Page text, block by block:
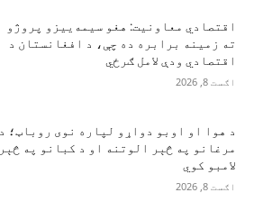
اقتصادي معاونیت: هغو سیمه‌ییزو پروژو
ته زمینه برابره ده چې، د افغانستان د
اقتصادي ودې لامل ګرځي
اګست 8, 2026
د هوا او اوبو دواړو لپاره نوی روباټ؛ د
مرغانو په څېر الوتنه او د کبانو په څېر
لامبو کوي
اګست 8, 2026